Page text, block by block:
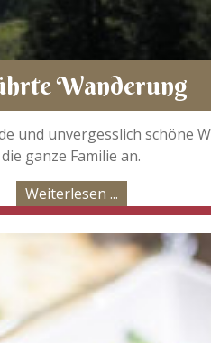
Wanderung
und unvergesslich schöne
die ganze Familie an.
Weiterlesen ...